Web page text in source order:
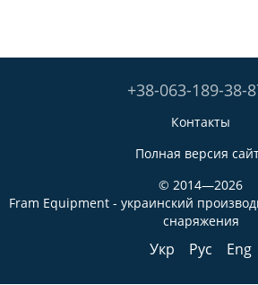
+38-063-189-38-
Контакты
Полная версия
© 2014—2026
Fram Equipment - украинский
снаряжения
Укр Рус Eng